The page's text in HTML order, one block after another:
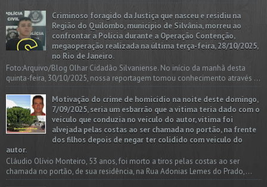
Criminoso foragido da Justiça que nasceu e residiu na
Região do Quilombo, município de Silvânia, morreu ao
confrontar a Polícia durante a Operação Contenção,
megaoperação realizada na última terça-feira, 28/10/2025,
no Rio de Janeiro.
Foto:Arquivo/Blog Olhar Cidadão Silvaniense. No início da manhã desta
quinta-feira, 30/10/2025, nossa reportagem tomou conhecimento através ...
Motivação do crime de homicídio na noite deste domingo,
7/09/2025, seria um esbarrão que a vitima teria dado com o
veículo que conduzia no veículo do autor, vítima foi
alvejada pelas costas ao ser chamada no portão, na frente
dos filhos depois de negar ter colidido com veículo do
autor.
Cláudio Olívio Monteiro, 53 anos, foi morto a tiros pelas costas ao ser
chamada no portão, de sua residência, na Rua Adonias Lemes do Prado,...